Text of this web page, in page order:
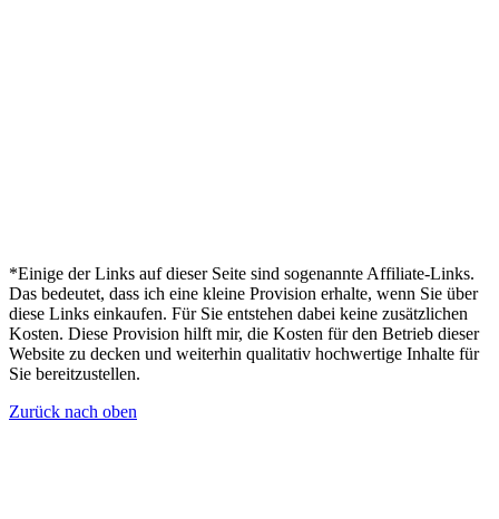
*Einige der Links auf dieser Seite sind sogenannte Affiliate-Links.
Das bedeutet, dass ich eine kleine Provision erhalte, wenn Sie über
diese Links einkaufen. Für Sie entstehen dabei keine zusätzlichen
Kosten. Diese Provision hilft mir, die Kosten für den Betrieb dieser
Website zu decken und weiterhin qualitativ hochwertige Inhalte für
Sie bereitzustellen.
Zurück nach oben